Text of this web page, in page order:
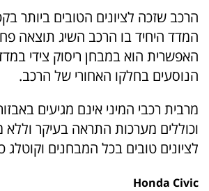
הרכב שזכה לציונים הטובים ביותר
המדד היחיד בו הרכב השיג תוצאה
האפשרית הוא במבחן ריסוק צידי
הנוסעים בחלקו האחורי של הרכב.
מרבית רכבי המיני אינם מגיעים
וכוללים מערכות התראה בעיקר
לציונים טובים בכל המבחנים
Honda Civic